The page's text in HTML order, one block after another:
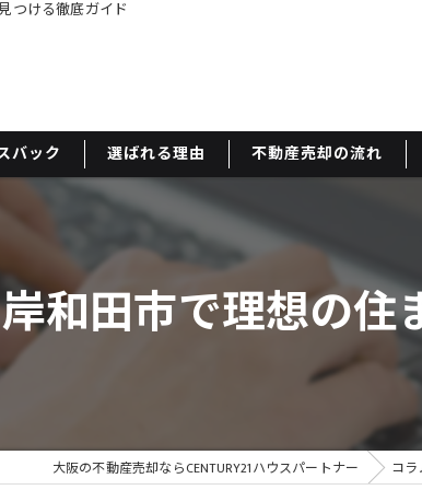
つける徹底ガイド
バック 選ばれる理由 不動産売却の流れ
和田市で理想の
大阪の不動産売却ならCENTURY21ハウスパートナー コラ